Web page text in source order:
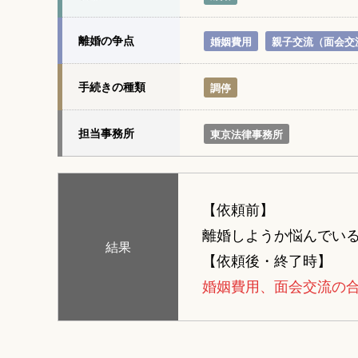
離婚の争点 婚姻費用 親子交流（面会交
手続きの種類 調停
担当事務所 東京法律事務所
結果
【依頼前】
離婚しようか悩んでいる
【依頼後・終了時】
婚姻費用、面会交流の